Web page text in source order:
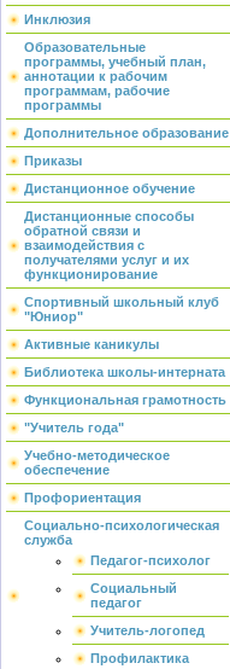
Инклюзия
Образовательные
программы, учебный план,
аннотации к рабочим
программам, рабочие
программы
Дополнительное образование
Приказы
Дистанционное обучение
Дистанционные способы
обратной связи и
взаимодействия с
получателями услуг и их
функционирование
Спортивный школьный клуб
"Юниор"
Активные каникулы
Библиотека школы-интерната
Функциональная грамотность
"Учитель года"
Учебно-методическое
обеспечение
Профориентация
Социально-психологическая
служба
Педагог-психолог
Социальный
педагог
Учитель-логопед
Профилактика